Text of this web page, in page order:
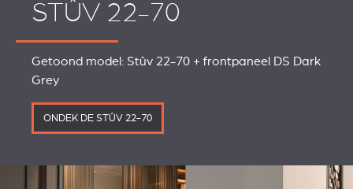
STÛV 22-70
Getoond model: Stûv 22-70 + frontpaneel DS Dark
Grey
ONDEK DE STÛV 22-70